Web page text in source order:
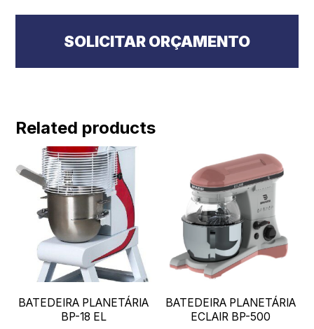
SOLICITAR ORÇAMENTO
Related products
BATEDEIRA PLANETÁRIA
BP-18 EL
BATEDEIRA PLANETÁRIA
ECLAIR BP-500